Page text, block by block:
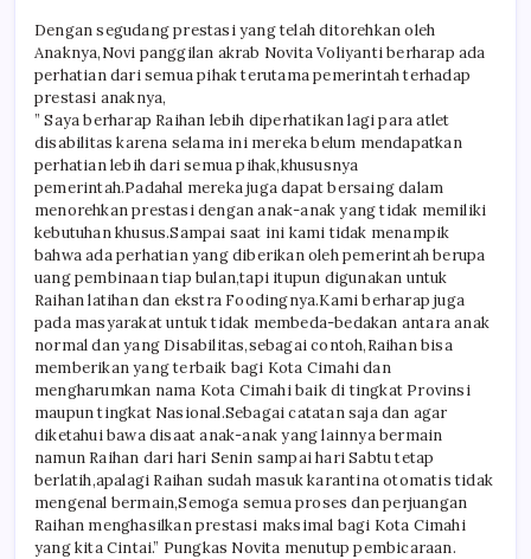
Dengan segudang prestasi yang telah ditorehkan oleh
Anaknya,Novi panggilan akrab Novita Voliyanti berharap ada
perhatian dari semua pihak terutama pemerintah terhadap
prestasi anaknya,
” Saya berharap Raihan lebih diperhatikan lagi para atlet
disabilitas karena selama ini mereka belum mendapatkan
perhatian lebih dari semua pihak,khususnya
pemerintah.Padahal mereka juga dapat bersaing dalam
menorehkan prestasi dengan anak-anak yang tidak memiliki
kebutuhan khusus.Sampai saat ini kami tidak menampik
bahwa ada perhatian yang diberikan oleh pemerintah berupa
uang pembinaan tiap bulan,tapi itupun digunakan untuk
Raihan latihan dan ekstra Foodingnya.Kami berharap juga
pada masyarakat untuk tidak membeda-bedakan antara anak
normal dan yang Disabilitas,sebagai contoh,Raihan bisa
memberikan yang terbaik bagi Kota Cimahi dan
mengharumkan nama Kota Cimahi baik di tingkat Provinsi
maupun tingkat Nasional.Sebagai catatan saja dan agar
diketahui bawa disaat anak-anak yang lainnya bermain
namun Raihan dari hari Senin sampai hari Sabtu tetap
berlatih,apalagi Raihan sudah masuk karantina otomatis tidak
mengenal bermain,Semoga semua proses dan perjuangan
Raihan menghasilkan prestasi maksimal bagi Kota Cimahi
yang kita Cintai.” Pungkas Novita menutup pembicaraan.